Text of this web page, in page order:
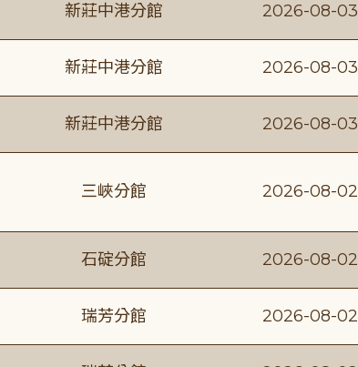
新莊中港分館 2026-08-03
新莊中港分館 2026-08-03
新莊中港分館 2026-08-03
三峽分館 2026-08-02
石碇分館 2026-08-02
瑞芳分館 2026-08-02